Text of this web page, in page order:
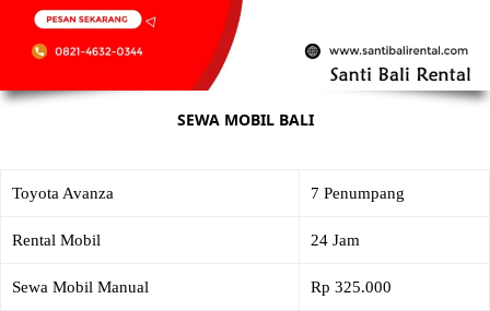
SEWA MOBIL BALI
Toyota Avanza 7 Penumpang
Rental Mobil 24 Jam
Sewa Mobil Manual Rp 325.000